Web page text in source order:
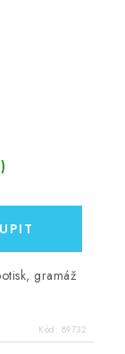
gramáž
Kód: 89732